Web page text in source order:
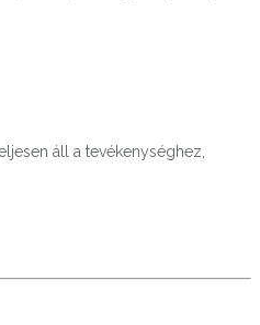
áll a tevékenységhez,